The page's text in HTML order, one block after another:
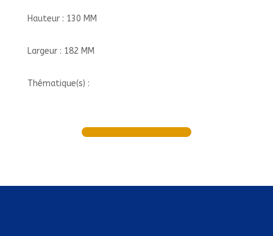
Hauteur : 130 MM
Largeur : 182 MM
Thématique(s) :